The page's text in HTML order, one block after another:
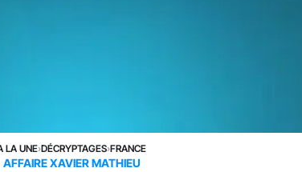
LA UNE›DÉCRYPTAGES›FRANCE
AFFAIRE XAVIER MATHIEU